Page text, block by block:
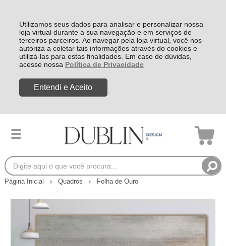
Utilizamos seus dados para analisar e personalizar nossa
loja virtual durante a sua navegação e em serviços de
terceiros parceiros. Ao navegar pela loja virtual, você nos
autoriza a coletar tais informações através do cookies e
utilizá-las para estas finalidades. Em caso de dúvidas,
acesse nossa Política de Privacidade
Entendi e Aceito
Página Inicial Quadros Folha de Ouro